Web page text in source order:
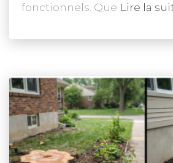
fonctionnels. Que Lire la